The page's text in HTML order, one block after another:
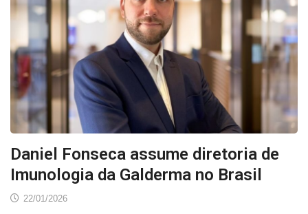
Daniel Fonseca assume diretoria de
Imunologia da Galderma no Brasil
22/01/2026